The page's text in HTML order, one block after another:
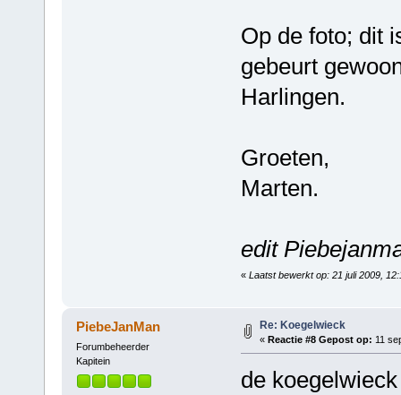
Op de foto; dit
gebeurt
Harlingen.
Groeten,
Marten.
edit
« Laatst bewerkt op: 21 juli 2009,
PiebeJanMan
Forumbeheerder
Kapitein
Re: Koegelwieck
« Reactie #8 Gepost op: 11
de